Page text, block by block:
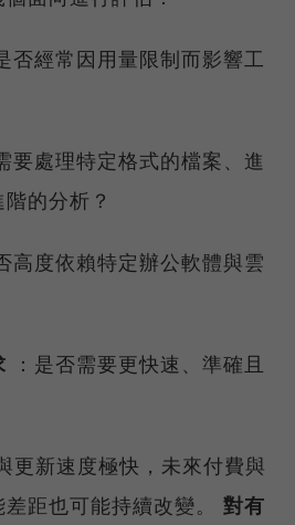
否經常因用量限制而影響工
要處理特定格式的檔案、進
的分析？
高度依賴特定辦公軟體與雲
：是否需要更快速、準確且
更新速度極快，未來付費與
距也可能持續改變。 對有